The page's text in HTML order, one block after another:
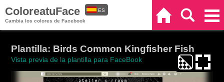
ColoreatuFace
Cambia los colores de Facebook
ES
Plantilla: Birds Common Kingfisher Fish
Vista previa de la plantilla para FaceBook